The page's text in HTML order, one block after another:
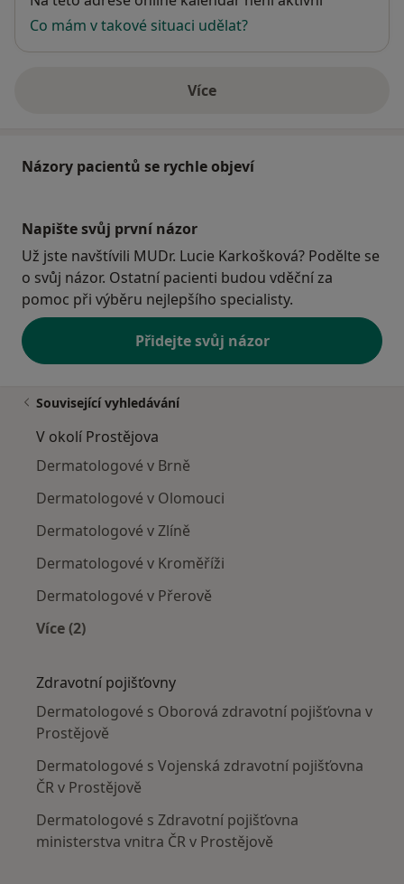
Co mám v takové situaci udělat?
Víceo adrese
Názory pacientů se rychle objeví
Napište svůj první názor
Už jste navštívili MUDr. Lucie Karkošková? Podělte se
o svůj názor. Ostatní pacienti budou vděční za
pomoc při výběru nejlepšího specialisty.
Přidejte svůj názor
Související vyhledávání
V okolí Prostějova
Dermatologové v Brně
Dermatologové v Olomouci
Dermatologové v Zlíně
Dermatologové v Kroměříži
Dermatologové v Přerově
Více (2)
Zdravotní pojišťovny
Dermatologové s Oborová zdravotní pojišťovna v
Prostějově
Dermatologové s Vojenská zdravotní pojišťovna
ČR v Prostějově
Dermatologové s Zdravotní pojišťovna
ministerstva vnitra ČR v Prostějově